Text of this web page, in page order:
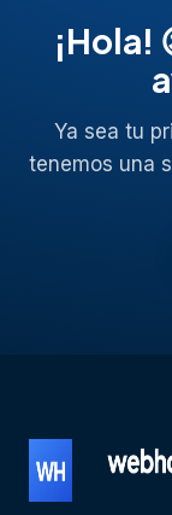
¡Hola!
Ya sea tu
tenemos una